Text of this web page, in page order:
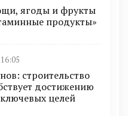
ягоды и фрукты
продукты»
строительство
достижению
целей